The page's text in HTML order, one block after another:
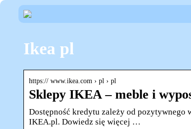
Ikea pl
https:// www.ikea.com › pl › pl
Sklepy IKEA – meble i
Dostępność kredytu zależy od
IKEA.pl. Dowiedz się więcej …